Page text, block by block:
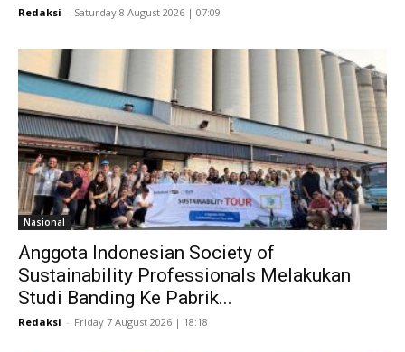
Redaksi - Saturday 8 August 2026 | 07:09
Nasional
Anggota Indonesian Society of
Sustainability Professionals Melakukan
Studi Banding Ke Pabrik...
Redaksi - Friday 7 August 2026 | 18:18